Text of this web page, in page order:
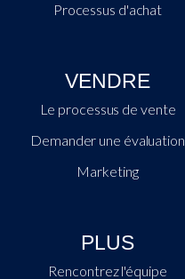
Processus d'achat
VENDRE
Le processus de vente
Demander une évaluation
Marketing
PLUS
Rencontrez l'équipe